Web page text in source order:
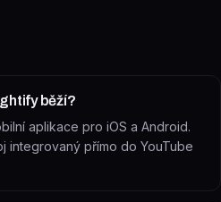
běží?
aplikace pro iOS a Android.
integrovaný přímo do YouTube